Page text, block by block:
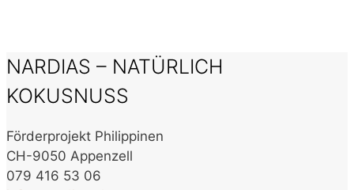
NARDIAS – NATÜRLICH
KOKUSNUSS
Förderprojekt Philippinen
CH-9050 Appenzell
079 416 53 06